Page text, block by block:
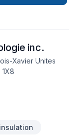
inc.
Xavier Unites